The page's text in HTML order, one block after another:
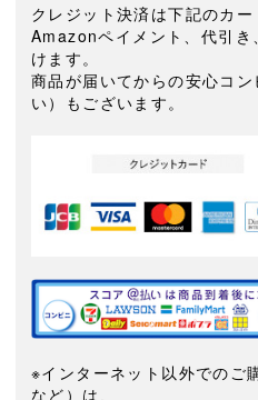
クレジット決済は下記のカー
Amazonペイメント、代引き
けます。
商品が届いてからの安心コ
い）もございます。
※インターネット以外でのご
など）は、